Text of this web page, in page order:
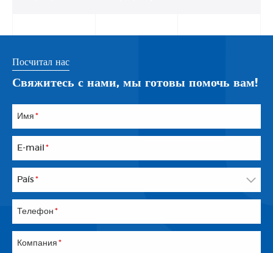
Посчитал нас
Свяжитесь с нами, мы готовы помочь вам!
Имя *
E-mail *
País *
Телефон *
Компания *